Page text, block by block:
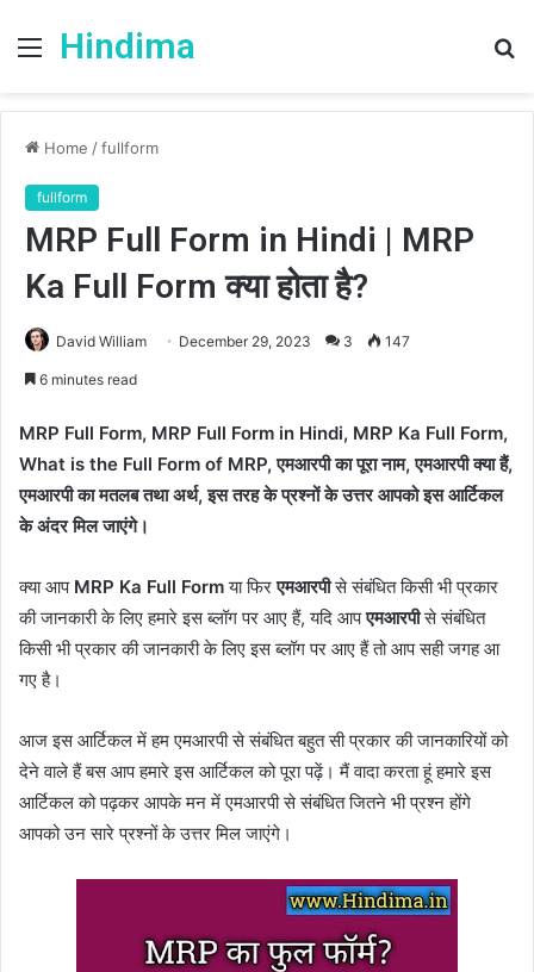
Menu
Hindima
Home /fullform
fullform
MRP Full Form in Hindi | MRP
Ka Full Form क्या होता है?
David William December 29, 2023 3 147
6 minutes read
MRP Full Form, MRP Full Form in Hindi, MRP Ka Full Form,
What is the Full Form of MRP, एमआरपी का पूरा नाम, एमआरपी क्या हैं,
एमआरपी का मतलब तथा अर्थ, इस तरह के प्रश्नों के उत्तर आपको इस आर्टिकल
के अंदर मिल जाएंगे।
क्या आप MRP Ka Full Formया फिरएमआरपीसे संबंधित किसी भी प्रकार
की जानकारी के लिए हमारे इस ब्लॉग पर आए हैं, यदि आपएमआरपीसे संबंधित
किसी भी प्रकार की जानकारी के लिए इस ब्लॉग पर आए हैं तो आप सही जगह आ
गए है।
आज इस आर्टिकल में हम एमआरपी से संबंधित बहुत सी प्रकार की जानकारियों को
देने वाले हैं बस आप हमारे इस आर्टिकल को पूरा पढ़ें।मैं वादा करता हूं हमारे इस
आर्टिकल को पढ़कर आपके मन में एमआरपी से संबंधित जितने भी प्रश्न होंगे
आपको उन सारे प्रश्नों के उत्तर मिल जाएंगे।